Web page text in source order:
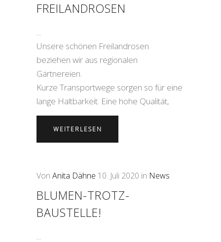
FREILANDROSEN
Unsere schönen Freilandrosen
beziehen wir aus regionalen
Gärtnereien.
Kurze Transportwege sorgen so für eine
lange Haltbarkeit. Eine hohe Qualität,
WEITERLESEN
Von Anita Dähne 10. Juli 2020 in News
BLUMEN-TROTZ-
BAUSTELLE!